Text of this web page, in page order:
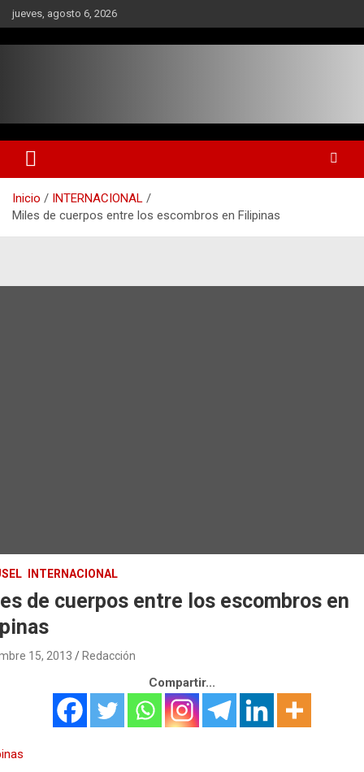
Saltar
al
contenido
jueves, agosto 6, 2026
Inicio
INTERNACIONAL
Miles de cuerpos entre los escombros en Filipinas
INTERNACIONAL
de cuerpos entre los escombros en
15, 2013 Redacción
Compartir...